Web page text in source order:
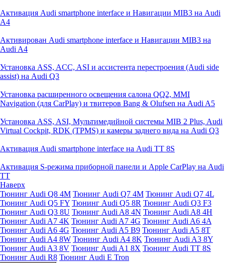
Активация Audi smartphone interface и Навигации MIB3 на Audi
A4
Активирован Audi smartphone interface и Навигации MIB3 на
Audi A4
Установка ASS, ACC, ASI и ассистента перестроения (Audi side
assist) на Audi Q3
Установка расширенного освещения салона QQ2, MMI
Navigation (для CarPlay) и твитеров Bang & Olufsen на Audi A5
Установка ASS, ASI, Мультимедийной системы MIB 2 Plus, Audi
Virtual Cockpit, RDK (TPMS) и камеры заднего вида на Audi Q3
Активация Audi smartphone interface на Audi TT 8S
Активация S-режима приборной панели и Apple CarPlay на Audi
TT
Наверх
Тюнинг Audi Q8 4M Тюнинг Audi Q7 4M Тюнинг Audi Q7 4L
Тюнинг Audi Q5 FY Тюнинг Audi Q5 8R Тюнинг Audi Q3 F3
Тюнинг Audi Q3 8U Тюнинг Audi A8 4N Тюнинг Audi A8 4H
Тюнинг Audi A7 4K Тюнинг Audi A7 4G Тюнинг Audi A6 4A
Тюнинг Audi A6 4G Тюнинг Audi A5 B9 Тюнинг Audi A5 8T
Тюнинг Audi A4 8W Тюнинг Audi A4 8K Тюнинг Audi A3 8Y
Тюнинг Audi A3 8V Тюнинг Audi A1 8X Тюнинг Audi TT 8S
Тюнинг Audi R8 Тюнинг Audi E Tron